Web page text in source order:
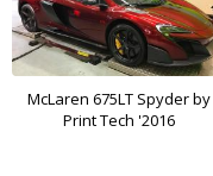
McLaren 675LT Spyder by
Print Tech '2016